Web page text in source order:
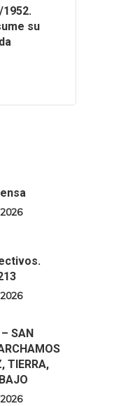
1952.
su
SAN
TIERRA,